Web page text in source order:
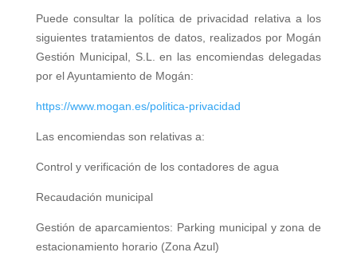
Puede consultar la política de privacidad relativa a los
siguientes tratamientos de datos, realizados por Mogán
Gestión Municipal, S.L. en las encomiendas delegadas
por el Ayuntamiento de Mogán:
https://www.mogan.es/politica-privacidad
Las encomiendas son relativas a:
Control y verificación de los contadores de agua
Recaudación municipal
Gestión de aparcamientos: Parking municipal y zona de
estacionamiento horario (Zona Azul)